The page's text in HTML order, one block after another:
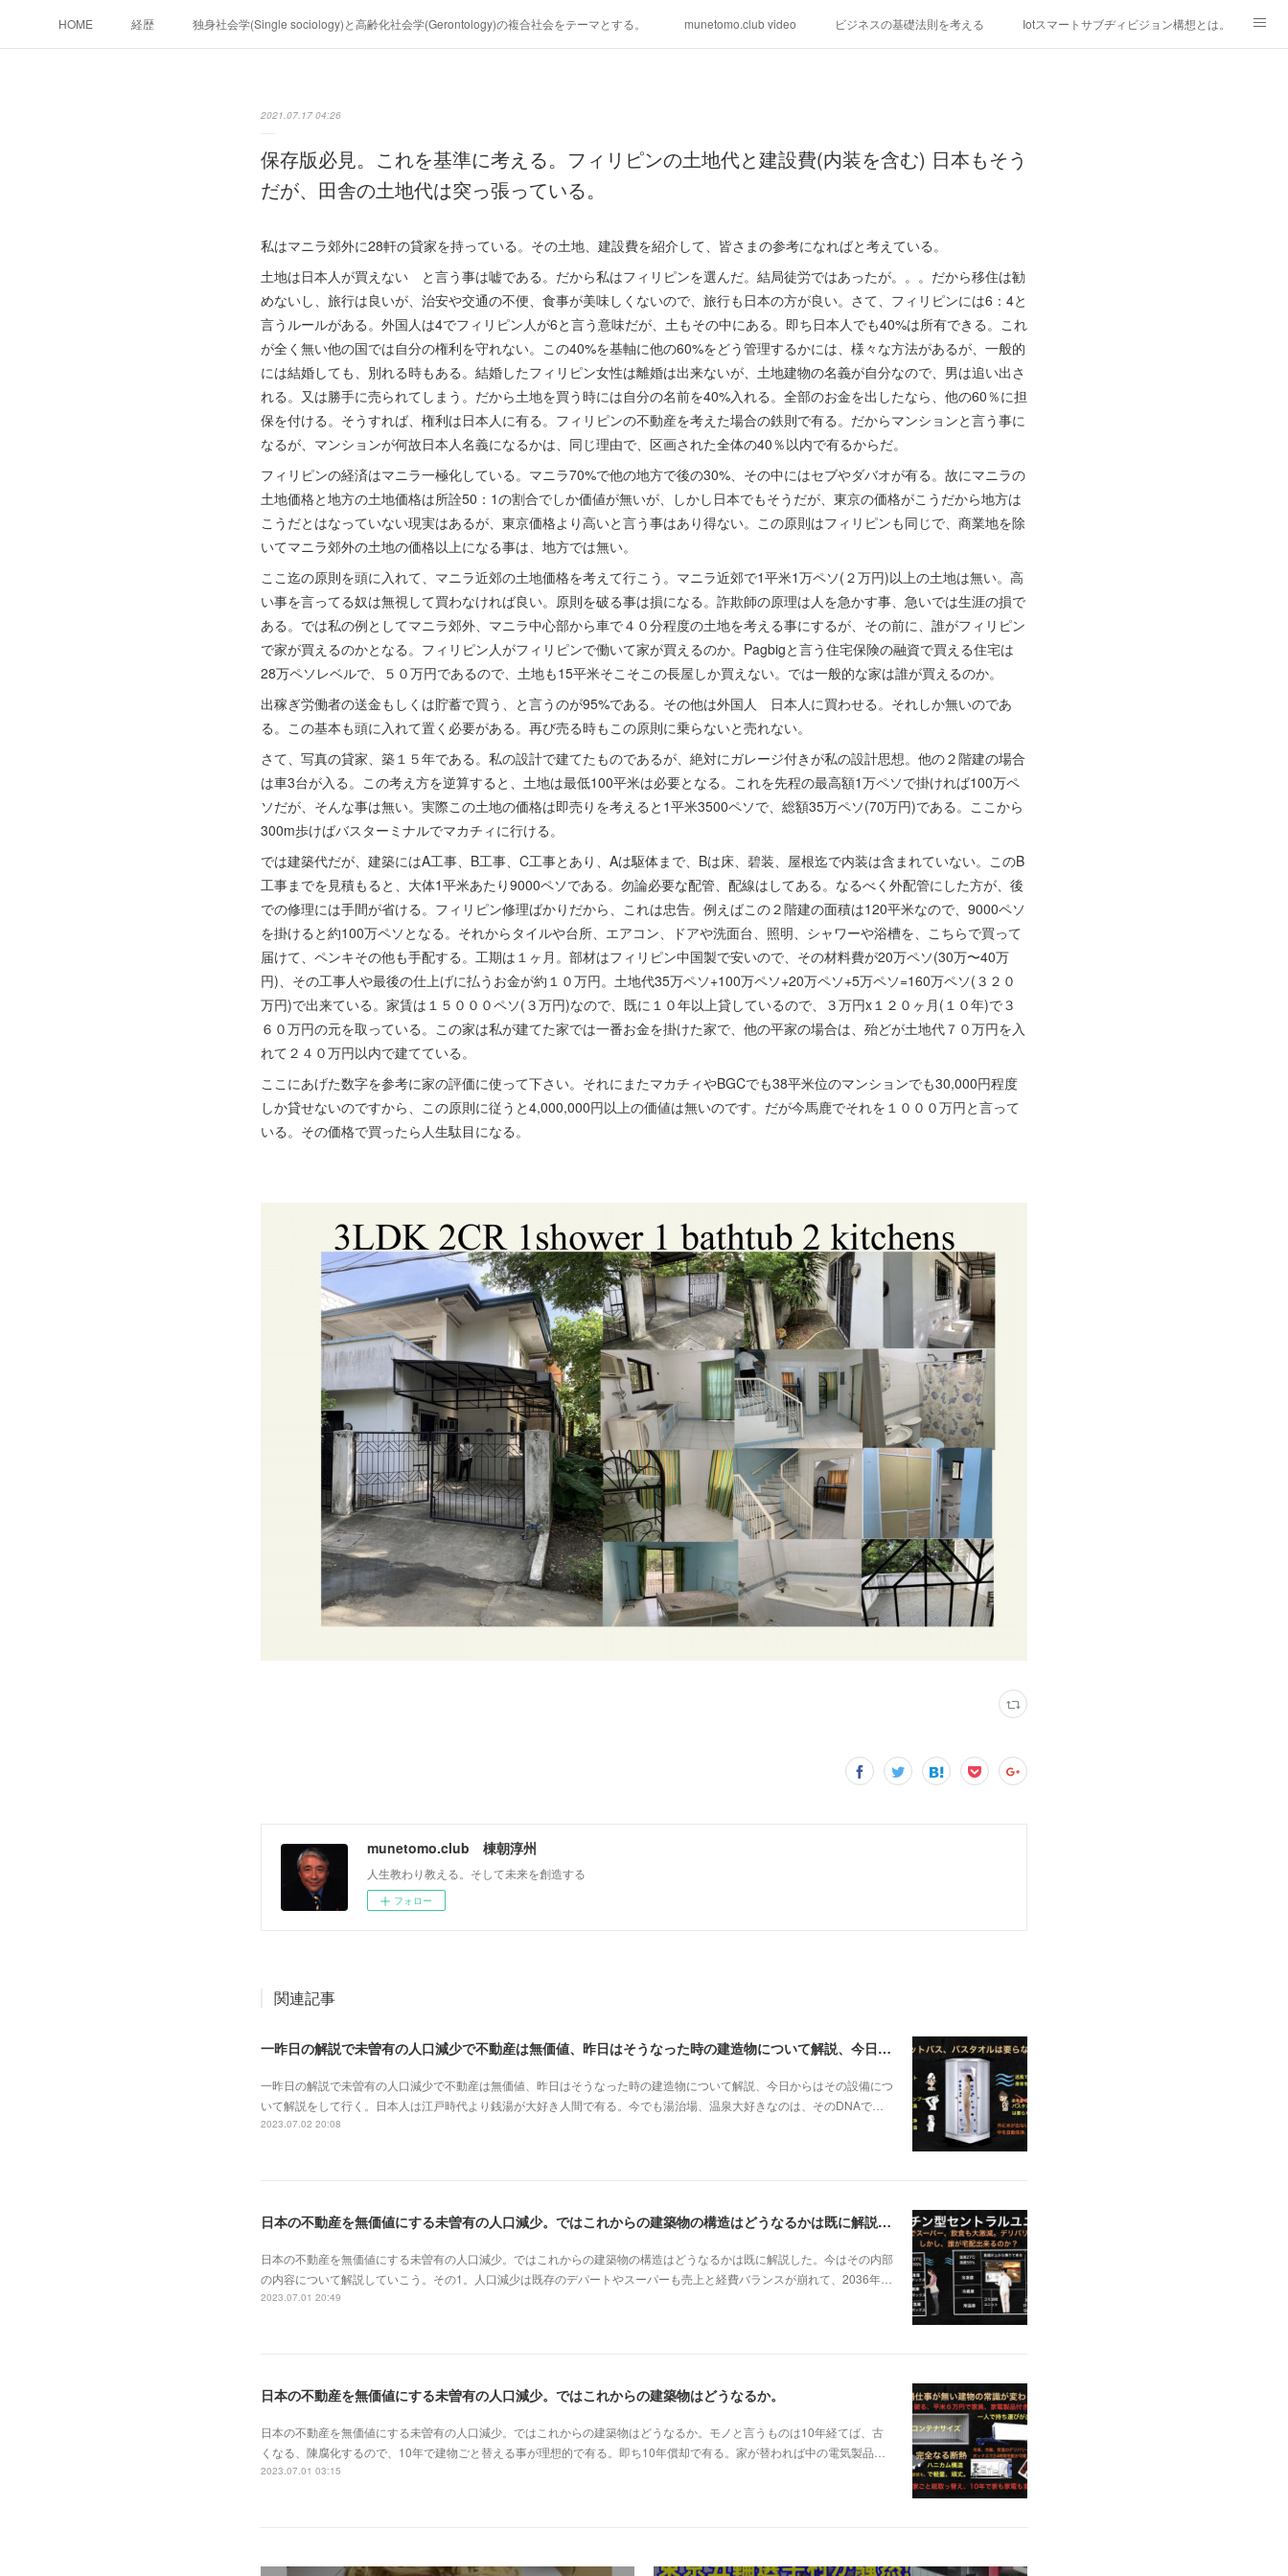
HOME 経歴 独身社会学(Single sociology)と高齢化社会学(Gerontology)の複合社会をテーマとする。 munetomo.club video ビジネスの基礎法則を考える Iotスマートサブヂィビジョン構想とは。
フィリピンマンションは買うべきでは無い理由は全てここにある。
未来２１００研究所他のアイデア マニラ男の手料理 総集編 https://globalclub.amebaownd.com/
2021.07.17 04:26
保存版必見。これを基準に考える。フィリピンの土地代と建設費(内装を含む) 日本もそう
だが、田舎の土地代は突っ張っている。
私はマニラ郊外に28軒の貸家を持っている。その土地、建設費を紹介して、皆さまの参考になればと考えている。
土地は日本人が買えない と言う事は嘘である。だから私はフィリピンを選んだ。結局徒労ではあったが。。。だから移住は勧
めないし、旅行は良いが、治安や交通の不便、食事が美味しくないので、旅行も日本の方が良い。さて、フィリピンには6：4と
言うルールがある。外国人は4でフィリピン人が6と言う意味だが、土もその中にある。即ち日本人でも40%は所有できる。これ
が全く無い他の国では自分の権利を守れない。この40%を基軸に他の60%をどう管理するかには、様々な方法があるが、一般的
には結婚しても、別れる時もある。結婚したフィリピン女性は離婚は出来ないが、土地建物の名義が自分なので、男は追い出さ
れる。又は勝手に売られてしまう。だから土地を買う時には自分の名前を40%入れる。全部のお金を出したなら、他の60％に担
保を付ける。そうすれば、権利は日本人に有る。フィリピンの不動産を考えた場合の鉄則で有る。だからマンションと言う事に
なるが、マンションが何故日本人名義になるかは、同じ理由で、区画された全体の40％以内で有るからだ。
フィリピンの経済はマニラ一極化している。マニラ70%で他の地方で後の30%、その中にはセブやダバオが有る。故にマニラの
土地価格と地方の土地価格は所詮50：1の割合でしか価値が無いが、しかし日本でもそうだが、東京の価格がこうだから地方は
こうだとはなっていない現実はあるが、東京価格より高いと言う事はあり得ない。この原則はフィリピンも同じで、商業地を除
いてマニラ郊外の土地の価格以上になる事は、地方では無い。
ここ迄の原則を頭に入れて、マニラ近郊の土地価格を考えて行こう。マニラ近郊で1平米1万ペソ(２万円)以上の土地は無い。高
い事を言ってる奴は無視して買わなければ良い。原則を破る事は損になる。詐欺師の原理は人を急かす事、急いでは生涯の損で
ある。では私の例としてマニラ郊外、マニラ中心部から車で４０分程度の土地を考える事にするが、その前に、誰がフィリピン
で家が買えるのかとなる。フィリピン人がフィリピンで働いて家が買えるのか。Pagbigと言う住宅保険の融資で買える住宅は
28万ペソレベルで、５０万円であるので、土地も15平米そこそこの長屋しか買えない。では一般的な家は誰が買えるのか。
出稼ぎ労働者の送金もしくは貯蓄で買う、と言うのが95%である。その他は外国人 日本人に買わせる。それしか無いのであ
る。この基本も頭に入れて置く必要がある。再び売る時もこの原則に乗らないと売れない。
さて、写真の貸家、築１５年である。私の設計で建てたものであるが、絶対にガレージ付きが私の設計思想。他の２階建の場合
は車3台が入る。この考え方を逆算すると、土地は最低100平米は必要となる。これを先程の最高額1万ペソで掛ければ100万ペ
ソだが、そんな事は無い。実際この土地の価格は即売りを考えると1平米3500ペソで、総額35万ペソ(70万円)である。ここから
300m歩けばバスターミナルでマカチィに行ける。
では建築代だが、建築にはA工事、B工事、C工事とあり、Aは駆体まで、Bは床、碧装、屋根迄で内装は含まれていない。このB
工事までを見積もると、大体1平米あたり9000ペソである。勿論必要な配管、配線はしてある。なるべく外配管にした方が、後
での修理には手間が省ける。フィリピン修理ばかりだから、これは忠告。例えばこの２階建の面積は120平米なので、9000ペソ
を掛けると約100万ペソとなる。それからタイルや台所、エアコン、ドアや洗面台、照明、シャワーや浴槽を、こちらで買って
届けて、ペンキその他も手配する。工期は１ヶ月。部材はフィリピン中国製で安いので、その材料費が20万ペソ(30万〜40万
円)、その工事人や最後の仕上げに払うお金が約１０万円。土地代35万ペソ+100万ペソ+20万ペソ+5万ペソ=160万ペソ(３２０
万円)で出来ている。家賃は１５０００ペソ(３万円)なので、既に１０年以上貸しているので、３万円x１２０ヶ月(１０年)で３
６０万円の元を取っている。この家は私が建てた家では一番お金を掛けた家で、他の平家の場合は、殆どが土地代７０万円を入
れて２４０万円以内で建てている。
ここにあげた数字を参考に家の評価に使って下さい。それにまたマカチィやBGCでも38平米位のマンションでも30,000円程度
しか貸せないのですから、この原則に従うと4,000,000円以上の価値は無いのです。だが今馬鹿でそれを１０００万円と言って
いる。その価格で買ったら人生駄目になる。
munetomo.club 棟朝淳州
人生教わり教える。そして未来を創造する
フォロー
関連記事
一昨日の解説で未曽有の人口減少で不動産は無価値、昨日はそうなった時の建造物について解説、今日からはその設備について解説をして行く。
一昨日の解説で未曽有の人口減少で不動産は無価値、昨日はそうなった時の建造物について解説、今日からはその設備につ
いて解説をして行く。日本人は江戸時代より銭湯が大好き人間で有る。今でも湯治場、温泉大好きなのは、そのDNAで…
2023.07.02 20:08
日本の不動産を無価値にする未曽有の人口減少。ではこれからの建築物の構造はどうなるかは既に解説した。今はその内部の内容。その1
日本の不動産を無価値にする未曽有の人口減少。ではこれからの建築物の構造はどうなるかは既に解説した。今はその内部
の内容について解説していこう。その1。人口減少は既存のデパートやスーパーも売上と経費バランスが崩れて、2036年…
2023.07.01 20:49
日本の不動産を無価値にする未曽有の人口減少。ではこれからの建築物はどうなるか。
日本の不動産を無価値にする未曽有の人口減少。ではこれからの建築物はどうなるか。モノと言うものは10年経てば、古
くなる、陳腐化するので、10年で建物ごと替える事が理想的で有る。即ち10年償却で有る。家が替われば中の電気製品…
2023.07.01 03:15